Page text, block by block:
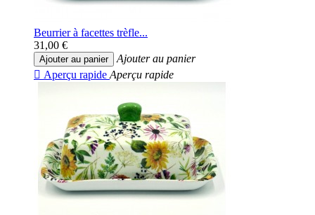
Beurrier à facettes trèfle...
31,00 €
Ajouter au panier
Ajouter au panier
 Aperçu rapide Aperçu rapide